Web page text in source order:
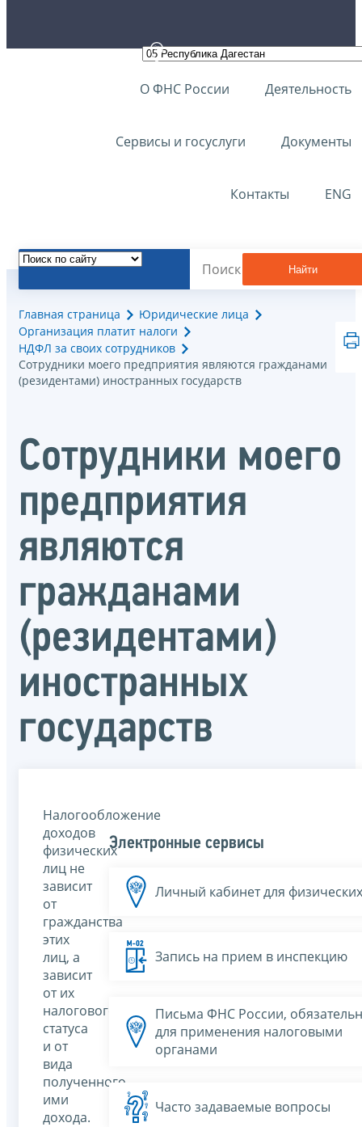
О ФНС России Деятельность
Сервисы и госуслуги Документы
Контакты ENG
Найти
Главная страница
Юридические лица
Организация платит налоги
НДФЛ за своих сотрудников
Сотрудники моего предприятия являются гражданами
(резидентами) иностранных государств
Сотрудники моего
предприятия
являются
гражданами
(резидентами)
иностранных
государств
Налогообложение
доходов
физических
лиц не
зависит
от
гражданства
этих
лиц, а
зависит
от их
налогового
статуса
и от
вида
полученного
ими
дохода.
Электронные сервисы
Личный кабинет для
Запись на прием в инспекцию
Письма ФНС России,
для применения налоговыми
органами
Часто задаваемые вопросы